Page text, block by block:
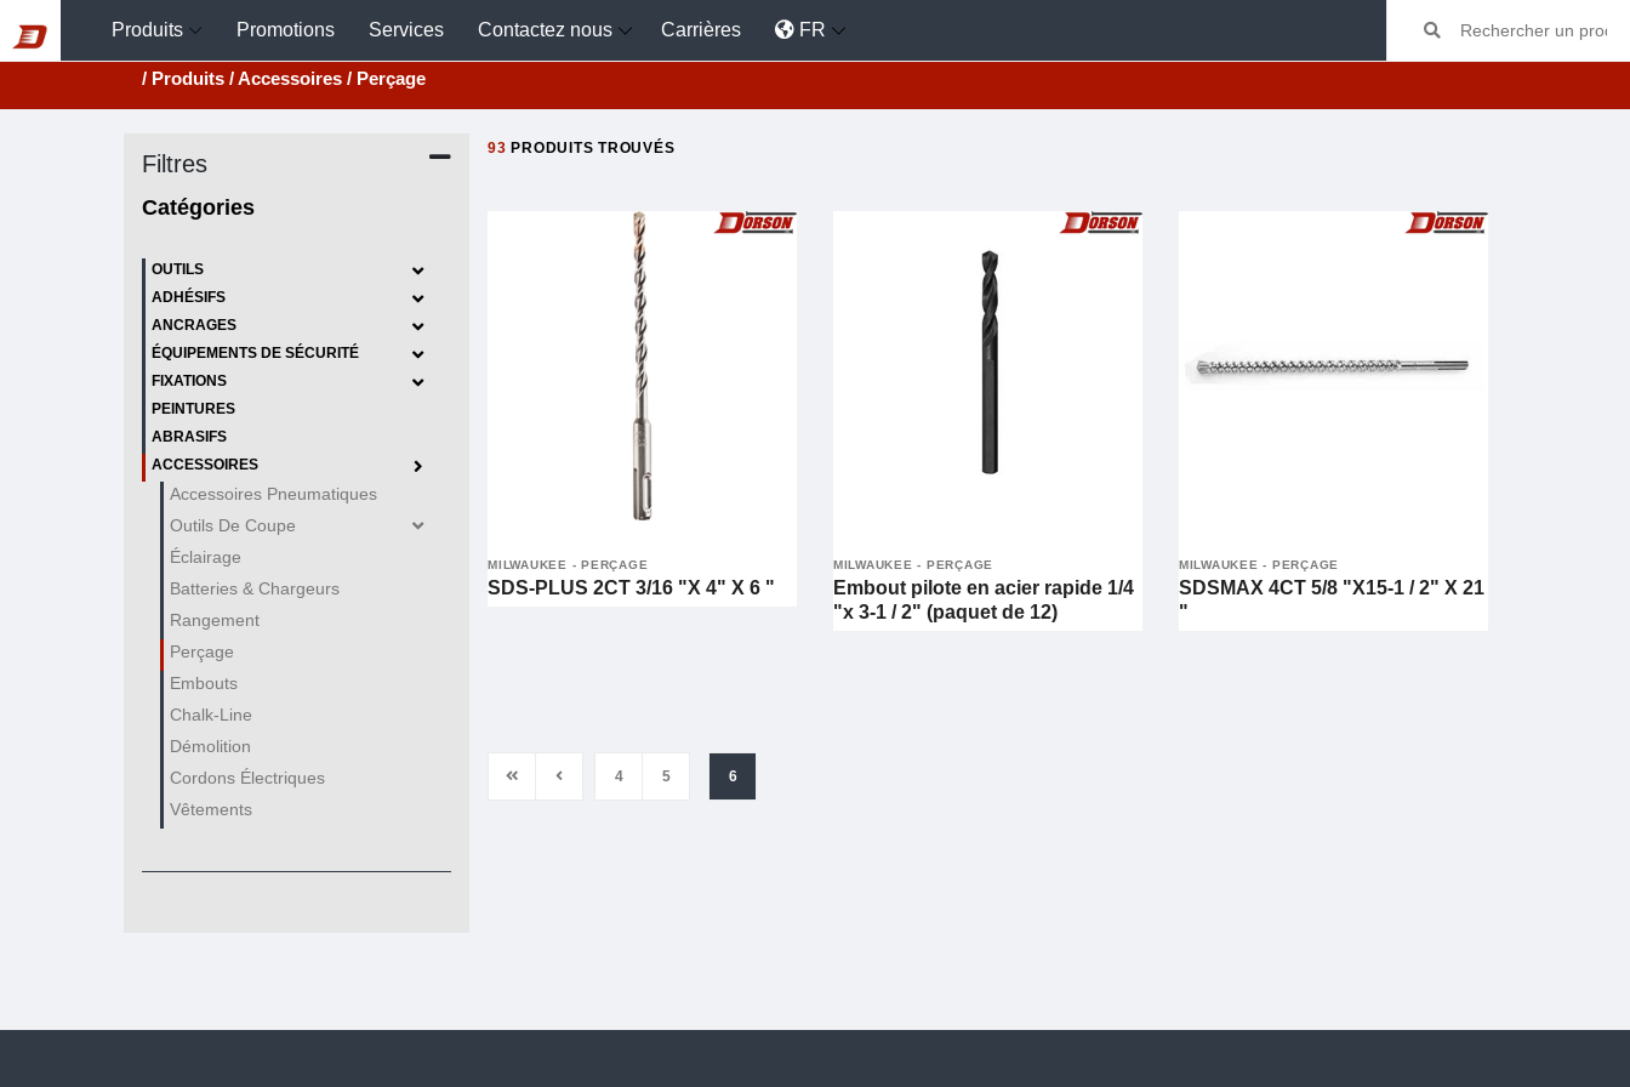
Produits Promotions Services Contactez nous Carrières FR
/ Produits / Accessoires / Perçage
Filtres
Catégories
OUTILS
ADHÉSIFS
ANCRAGES
ÉQUIPEMENTS DE SÉCURITÉ
FIXATIONS
PEINTURES
ABRASIFS
ACCESSOIRES
Accessoires Pneumatiques
Outils De Coupe
Éclairage
Batteries & Chargeurs
Rangement
Perçage
Embouts
Chalk-Line
Démolition
Cordons Électriques
Vêtements
93 PRODUITS TROUVÉS
MILWAUKEE - PERÇAGE
SDS-PLUS 2CT 3/16 "X 4" X 6 "
MILWAUKEE - PERÇAGE
Embout pilote en acier rapide 1/4
"x 3-1 / 2" (paquet de 12)
MILWAUKEE - PERÇAGE
SDSMAX 4CT 5/8 "X15-1 / 2" X 21
"
4 5 6